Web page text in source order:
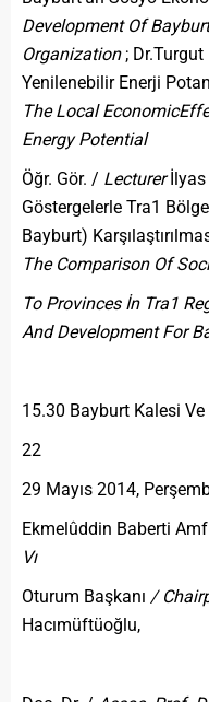
Development Of
Organization ;
Yenilenebilir Enerji
The Local Economic
Energy Potential
Öğr. Gör. / Lecturer
Göstergelerle Tra1
Bayburt)
The Comparison Of
To Provinces İn Tra1
And Development For
15.30 Bayburt Kalesi Ve
22
29 Mayıs 2014,
Ekmelûddin Baberti
Vı
Oturum Başkanı /
Hacımüftüoğlu,